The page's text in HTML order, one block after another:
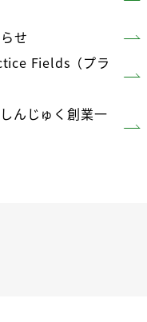
せ
Fields（プラ
んじゅく創業一